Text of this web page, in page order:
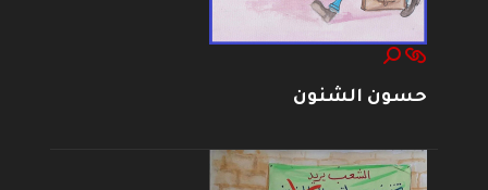
حسون الشنون